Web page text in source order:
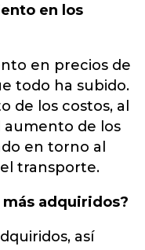
en los
en precios de
todo ha subido.
de los costos, al
aumento de los
en torno al
transporte.
más adquiridos?
así